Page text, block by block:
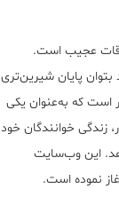
عجیب است.
پایان شیرین‌تری
است که به‌عنوان یکی
زندگی خوانندگان خود
این وب‌سایت